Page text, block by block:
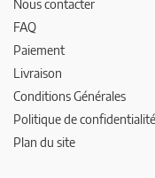
Nous contacter
FAQ
Paiement
Livraison
Conditions Générales
Politique de confidentialité
Plan du site